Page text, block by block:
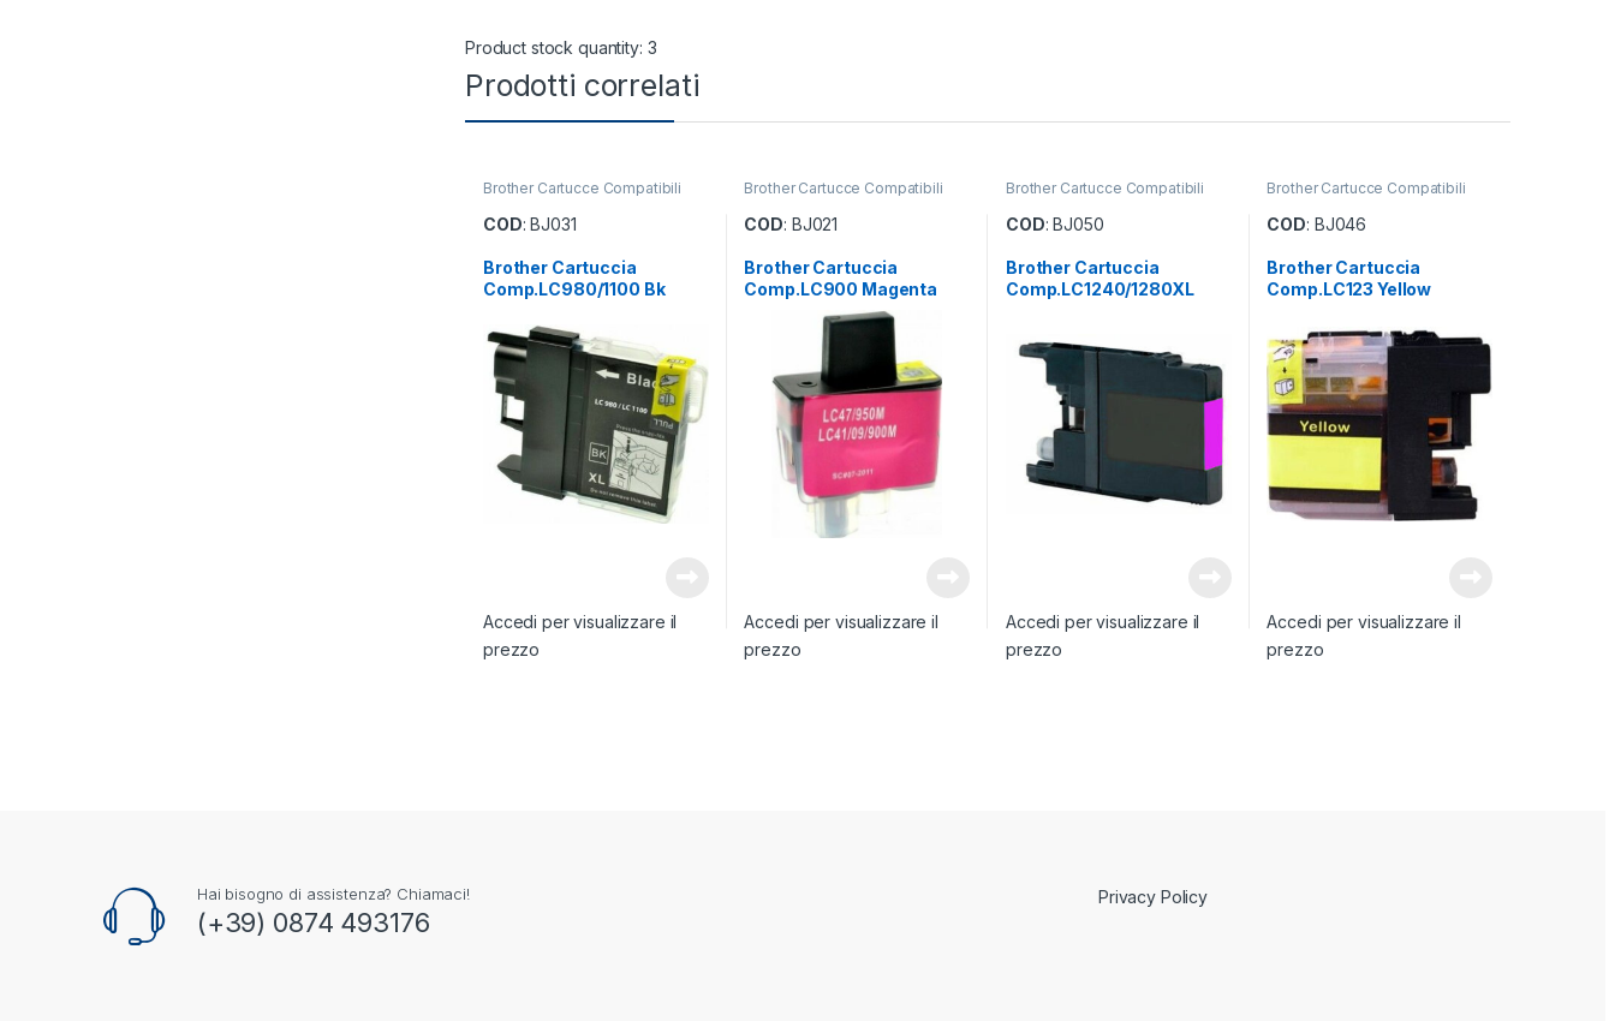
Product stock quantity: 3
Prodotti correlati
Brother Cartucce Compatibili
COD: BJ031
Brother Cartuccia
Comp.LC980/1100 Bk
Accedi per visualizzare il
prezzo
Brother Cartucce Compatibili
COD: BJ021
Brother Cartuccia
Comp.LC900 Magenta
Accedi per visualizzare il
prezzo
Brother Cartucce Compatibili
COD: BJ050
Brother Cartuccia
Comp.LC1240/1280XL
Accedi per visualizzare il
prezzo
Brother Cartucce Compatibili
COD: BJ046
Brother Cartuccia
Comp.LC123 Yellow
Accedi per visualizzare il
prezzo
Hai bisogno di assistenza? Chiamaci!
(+39) 0874 493176
Privacy Policy